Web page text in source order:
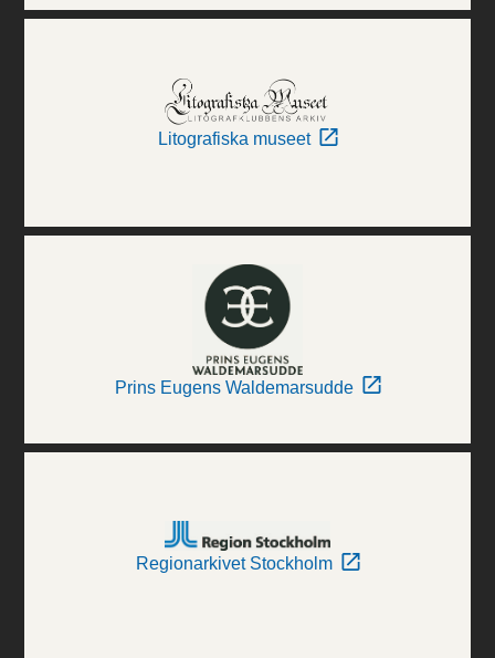
Litografiska museet
Prins Eugens Waldemarsudde
Regionarkivet Stockholm